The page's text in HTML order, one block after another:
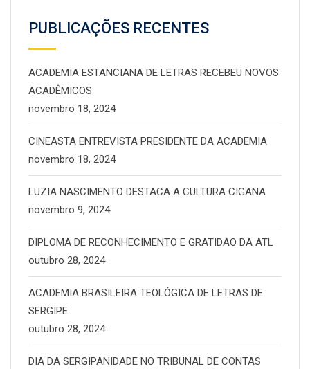
PUBLICAÇÕES RECENTES
ACADEMIA ESTANCIANA DE LETRAS RECEBEU NOVOS
ACADÊMICOS
novembro 18, 2024
CINEASTA ENTREVISTA PRESIDENTE DA ACADEMIA
novembro 18, 2024
LUZIA NASCIMENTO DESTACA A CULTURA CIGANA
novembro 9, 2024
DIPLOMA DE RECONHECIMENTO E GRATIDÃO DA ATL
outubro 28, 2024
ACADEMIA BRASILEIRA TEOLÓGICA DE LETRAS DE
SERGIPE
outubro 28, 2024
DIA DA SERGIPANIDADE NO TRIBUNAL DE CONTAS